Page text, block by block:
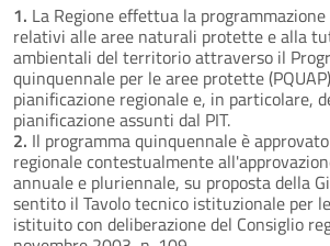
1. La Regione effettua la
relativi alle aree naturali protette e alla
ambientali del territorio attraverso il
quinquennale per le aree protette
pianificazione regionale e, in particolare,
pianificazione assunti dal PIT.
2. Il programma quinquennale è
regionale contestualmente
annuale e pluriennale, su proposta della
sentito il Tavolo tecnico istituzionale per
istituito con deliberazione del Consiglio